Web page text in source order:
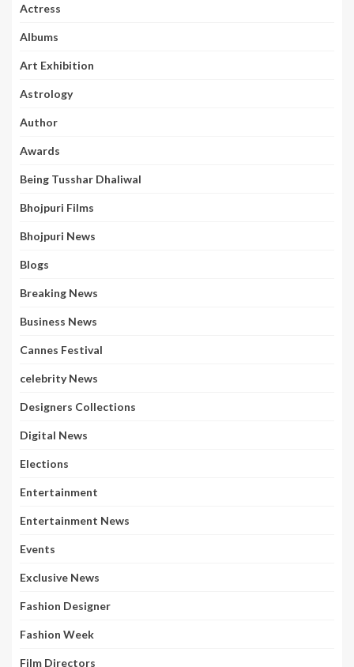
Actress
Albums
Art Exhibition
Astrology
Author
Awards
Being Tusshar Dhaliwal
Bhojpuri Films
Bhojpuri News
Blogs
Breaking News
Business News
Cannes Festival
celebrity News
Designers Collections
Digital News
Elections
Entertainment
Entertainment News
Events
Exclusive News
Fashion Designer
Fashion Week
Film Directors